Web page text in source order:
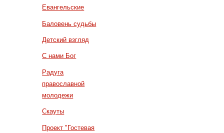
Евангельские
Баловень судьбы
Детский взгляд
С нами Бог
Радуга
православной
молодежи
Скауты
Проект "Гостевая